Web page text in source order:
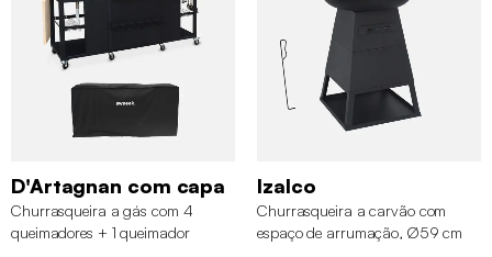
D'Artagnan com capa
Churrasqueira a gás com 4
queimadores + 1 queimador
Izalco
Churrasqueira a carvão com
espaço de arrumação, Ø59 cm